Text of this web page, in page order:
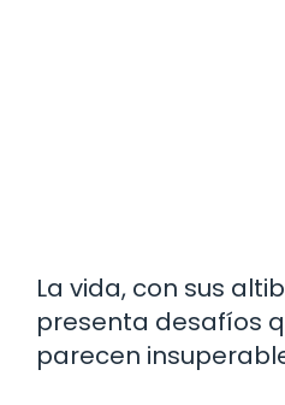
La vida, con sus
presenta desafíos
parecen